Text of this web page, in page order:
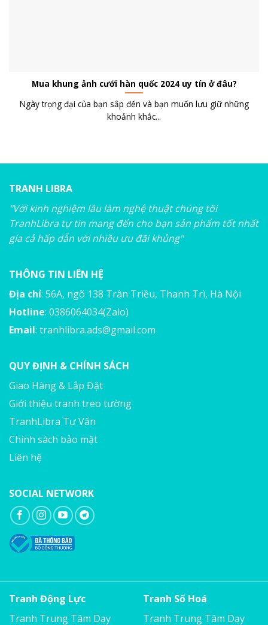
Mua khung ảnh cưới hàn quốc 2024 uy tín ở đâu?
Ngày trọng đại của bạn sắp đến và bạn muốn lưu giữ những
khoảnh khắc...
TRANH LIBRA
"Với kinh nghiệm lâu làm nghệ thuật chúng tôi
TranhLibra tự tin mang đến cho bạn sản phẩm tốt nhất
gía cả hấp dẫn với nhiều ưu đãi khủng"
THÔNG TIN LIÊN HỆ
Địa chỉ: 56A, ngõ 138 Trân Triều, Thanh Trì, Hà Nội
Hotline: 0386064034(Zalo)
Email: tranhlibra.ads@gmail.com
QUY ĐỊNH & CHÍNH SÁCH
Giao Hàng & Lắp Đặt
Giới thiệu tranh treo tường
TranhLibra Tư Vấn
Chính sách bảo mật
Liên hệ
SOCIAL NETWORK
Tranh Động Lực
Tranh Trung Tâm Dạy
Tranh Số Hoá
Tranh Trung Tâm Dạy